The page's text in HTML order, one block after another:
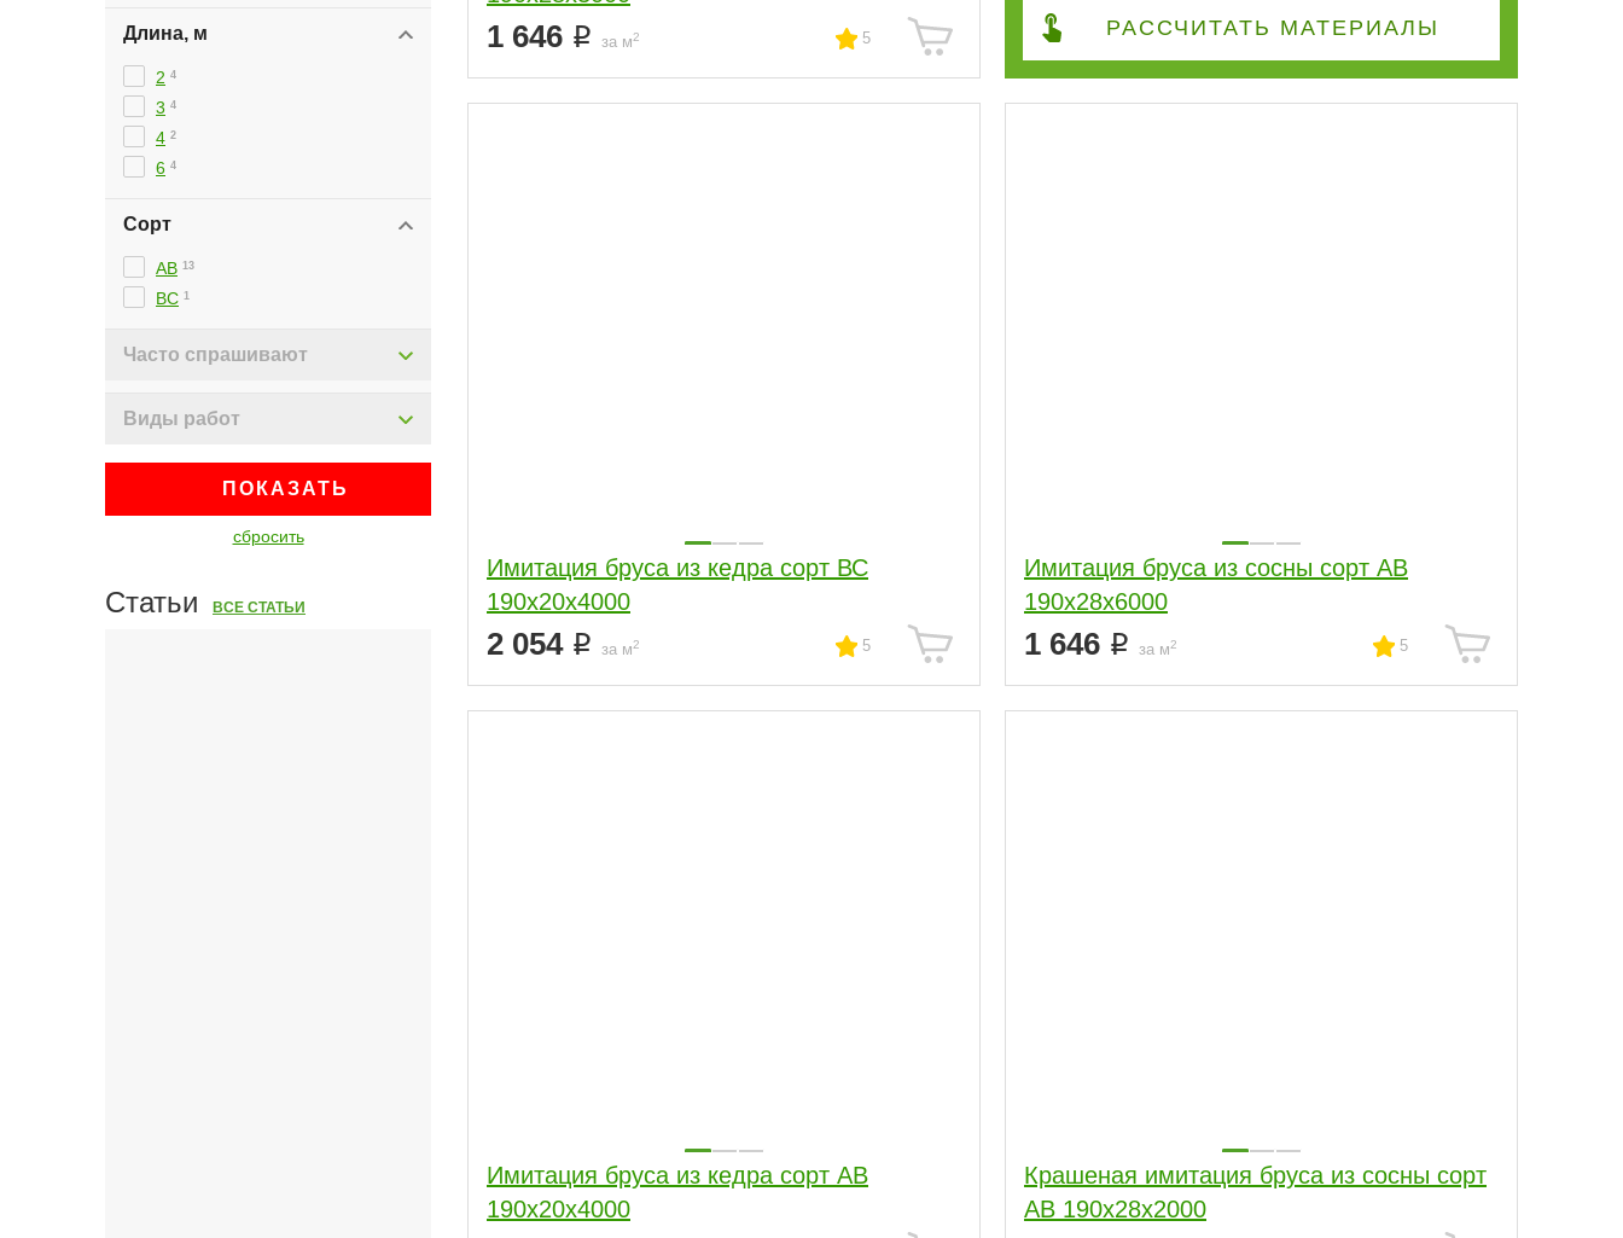
Длина, м
2 4
3 4
4 2
6 4
Сорт
АВ 13
ВС 1
Часто спрашивают
Виды работ
ПОКАЗАТЬ
сбросить
Статьи ВСЕ СТАТЬИ
1 646 за м2 5 РАССЧИТАТЬ МАТЕРИАЛЫ
Имитация бруса из кедра сорт ВС
190x20x4000
2 054 за м2 5
Имитация бруса из сосны сорт АВ
190x28x6000
1 646 за м2 5
Имитация бруса из кедра сорт АВ
190x20x4000
Крашеная имитация бруса из сосны сорт
АВ 190x28x2000